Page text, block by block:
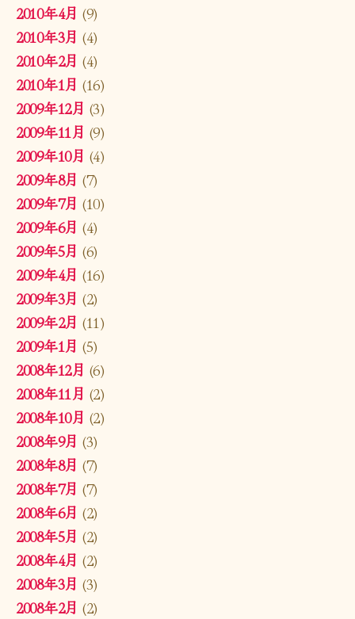
2010年4月 (9)
2010年3月 (4)
2010年2月 (4)
2010年1月 (16)
2009年12月 (3)
2009年11月 (9)
2009年10月 (4)
2009年8月 (7)
2009年7月 (10)
2009年6月 (4)
2009年5月 (6)
2009年4月 (16)
2009年3月 (2)
2009年2月 (11)
2009年1月 (5)
2008年12月 (6)
2008年11月 (2)
2008年10月 (2)
2008年9月 (3)
2008年8月 (7)
2008年7月 (7)
2008年6月 (2)
2008年5月 (2)
2008年4月 (2)
2008年3月 (3)
2008年2月 (2)